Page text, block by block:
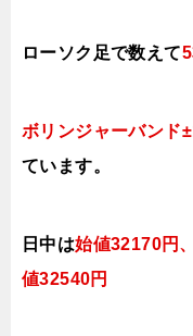
ローソク足で数えて
ボリンジャーバンド
ています。
日中は始値32170円
値32540円